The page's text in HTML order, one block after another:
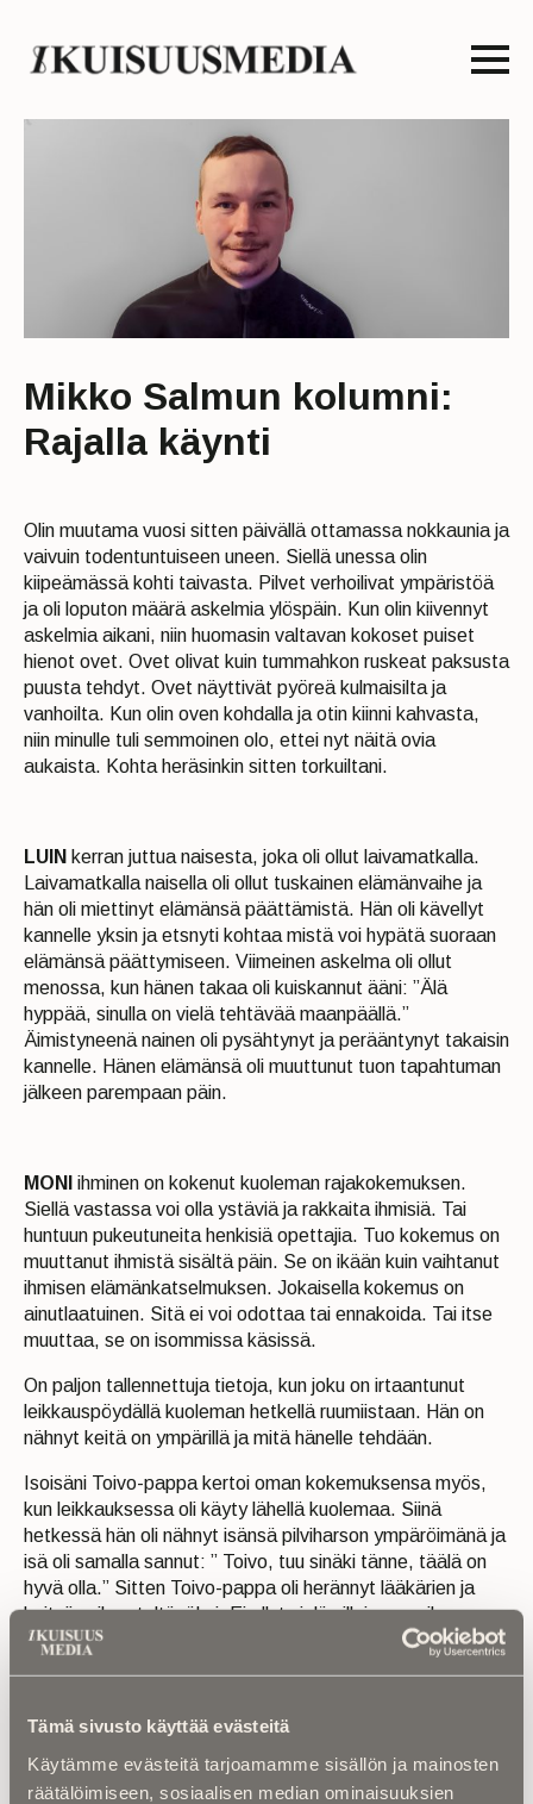
Tämä sivusto käyttää evästeitä
Käytämme evästeitä tarjoamamme sisällön ja mainosten
räätälöimiseen, sosiaalisen median ominaisuuksien
Mikko Salmun kolumni:
Rajalla käynti
Olin muutama vuosi sitten päivällä ottamassa nokkaunia ja
vaivuin todentuntuiseen uneen. Siellä unessa olin
kiipeämässä kohti taivasta. Pilvet verhoilivat ympäristöä
ja oli loputon määrä askelmia ylöspäin. Kun olin kiivennyt
askelmia aikani, niin huomasin valtavan kokoset puiset
hienot ovet. Ovet olivat kuin tummahkon ruskeat paksusta
puusta tehdyt. Ovet näyttivät pyöreä kulmaisilta ja
vanhoilta. Kun olin oven kohdalla ja otin kiinni kahvasta,
niin minulle tuli semmoinen olo, ettei nyt näitä ovia
aukaista. Kohta heräsinkin sitten torkuiltani.
LUIN kerran juttua naisesta, joka oli ollut laivamatkalla.
Laivamatkalla naisella oli ollut tuskainen elämänvaihe ja
hän oli miettinyt elämänsä päättämistä. Hän oli kävellyt
kannelle yksin ja etsnyti kohtaa mistä voi hypätä suoraan
elämänsä päättymiseen. Viimeinen askelma oli ollut
menossa, kun hänen takaa oli kuiskannut ääni: ”Älä
hyppää, sinulla on vielä tehtävää maanpäällä.”
Äimistyneenä nainen oli pysähtynyt ja perääntynyt takaisin
kannelle. Hänen elämänsä oli muuttunut tuon tapahtuman
jälkeen parempaan päin.
MONI
ihminen on kokenut kuoleman rajakokemuksen.
Siellä vastassa voi olla ystäviä ja rakkaita ihmisiä. Tai
huntuun pukeutuneita henkisiä opettajia. Tuo kokemus on
muuttanut ihmistä sisältä päin. Se on ikään kuin vaihtanut
ihmisen elämänkatselmuksen. Jokaisella kokemus on
ainutlaatuinen. Sitä ei voi odottaa tai ennakoida. Tai itse
muuttaa, se on isommissa käsissä.
On paljon tallennettuja tietoja, kun joku on irtaantunut
leikkauspöydällä kuoleman hetkellä ruumiistaan. Hän on
nähnyt keitä on ympärillä ja mitä hänelle tehdään.
Isoisäni Toivo-pappa kertoi oman kokemuksensa myös,
kun leikkauksessa oli käyty lähellä kuolemaa. Siinä
hetkessä hän oli nähnyt isänsä pilviharson ympäröimänä ja
isä oli samalla sannut: ” Toivo, tuu sinäki tänne, täälä on
hyvä olla.” Sitten Toivo-pappa oli herännyt lääkärien ja
hoitajien ihmeteltäväksi. Ei ollut vielä silloin sen aika.
kirjallisuutta, mieleeni nousee kokemukseni, kun kirjoitin
ensimmäisessä kolumnissani Toivo-pappan kuiskaessa
korvaani: ” Mikko, eiköhän se riitä.” Ja tuolloin koko